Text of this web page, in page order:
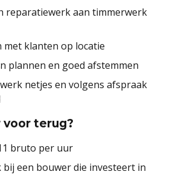
reparatiewerk aan timmerwerk
met klanten op locatie
plannen en goed afstemmen
netjes en volgens afspraak
terug?
bruto per uur
bij een bouwer die investeert in